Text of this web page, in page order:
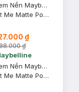
Kem Nền Maybelline Mịn Nhẹ Kiềm Dầu Chống Nắng #120 30ml
Fit Me Matte Poreless Foundation SPF 22 PA+++ #120 Classic Ivory
₫
₫
Kem Nền Maybelline Mịn Nhẹ Kiềm Dầu Chống Nắng #115 30ml
Fit Me Matte Poreless Foundation SPF 22 PA+++ #115 Ivory